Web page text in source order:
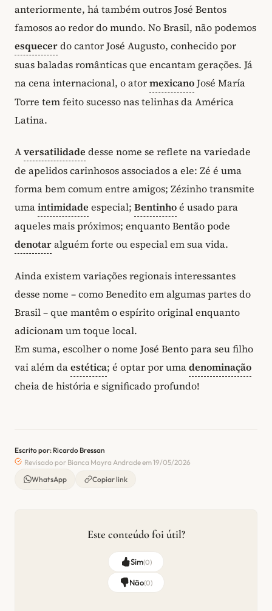
anteriormente, há também outros José Bentos
famosos ao redor do mundo. No Brasil, não podemos
esquecerdo cantor José Augusto, conhecido por
suas baladas românticas que encantam gerações. Já
na cena internacional, o atormexicanoJosé María
Torre tem feito sucesso nas telinhas da América
Latina.
Aversatilidade desse nome se reflete na variedade
de apelidos carinhosos associados a ele: Zé é uma
forma bem comum entre amigos; Zézinho transmite
umaintimidade especial; Bentinhoé usado para
aqueles mais próximos; enquanto Bentão pode
denotaralguém forte ou especial em sua vida.
Ainda existem variações regionais interessantes
desse nome – como Benedito em algumas partes do
Brasil – que mantêm o espírito original enquanto
adicionam um toque local.
Em suma, escolher o nome José Bento para seu filho
vai além daestética; é optar por umadenominação
cheia de história e significado profundo!
Escrito por: Ricardo Bressan
Revisado por Bianca Mayra Andrade em 19/05/2026
WhatsApp
Copiar link
Este conteúdo foi útil?
Sim(0)
Não(0)